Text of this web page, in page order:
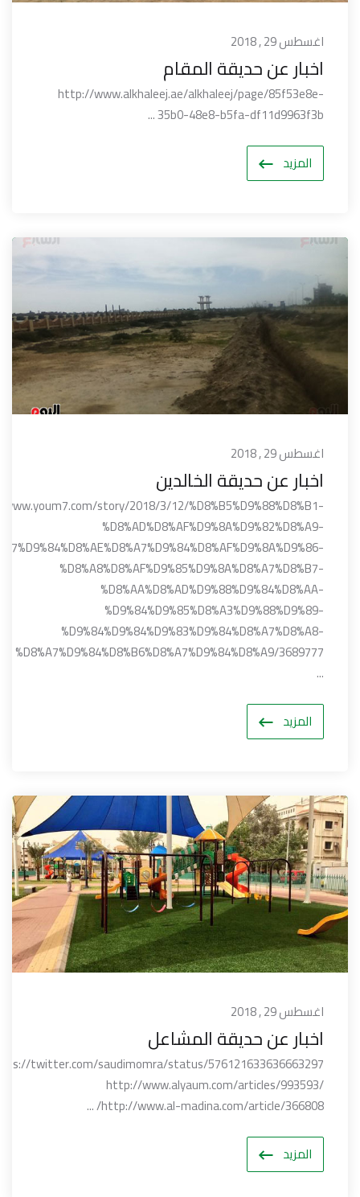
اغسطس 29 , 2018
اخبار عن حديقة المقام
http://www.alkhaleej.ae/alkhaleej/page/85f53e8e-
35b0-48e8-b5fa-df11d9963f3b ...
المزيد
اغسطس 29 , 2018
اخبار عن حديقة الخالدين
story/2018/3/12/%D8%B5%D9%88%D8%B1-
%D8%AD%D8%AF%D9%8A%D9%82%D8%A9-
%D8%A8%D8%AF%D9%85%D9%8A%D8%A7%D8%B7-
%D8%AA%D8%AD%D9%88%D9%84%D8%AA-
%D9%84%D9%85%D8%A3%D9%88%D9%89-
%D9%84%D9%84%D9%83%D9%84%D8%A7%D8%A8-
%D8%A7%D9%84%D8%B6%D8%A7%D9%84%D8%A9/3689777
...
المزيد
اغسطس 29 , 2018
اخبار عن حديقة المشاعل
twitter.com/saudimomra/status/576121633636663297
http://www.alyaum.com/articles/993593/
http://www.al-madina.com/article/366808/ ...
المزيد